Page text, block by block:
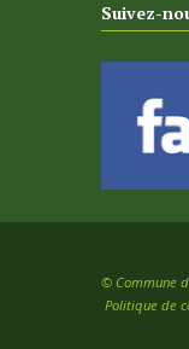
Suivez-
© Commune
Politique de